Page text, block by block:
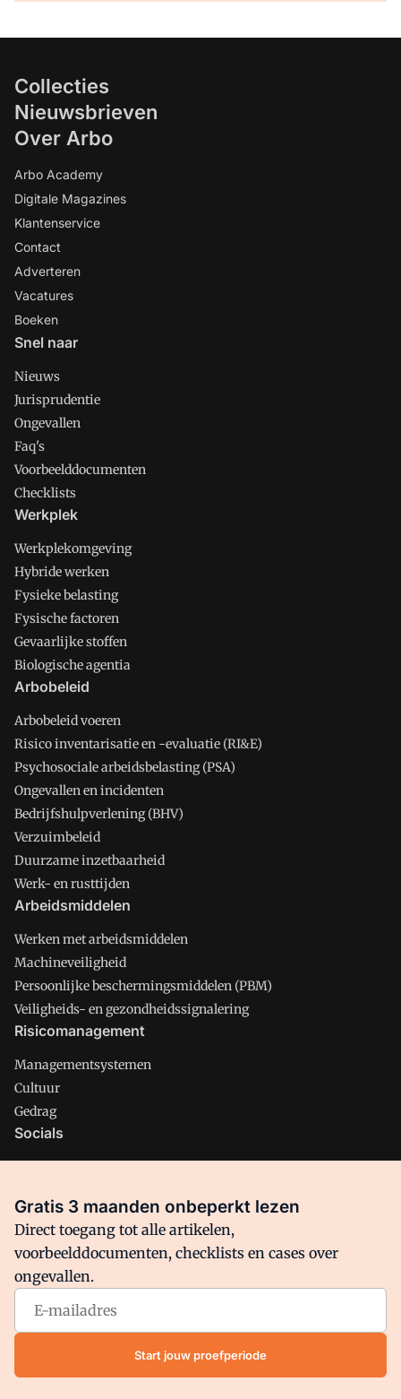
Collecties
Nieuwsbrieven
Over Arbo
Arbo Academy
Digitale Magazines
Klantenservice
Contact
Adverteren
Vacatures
Boeken
Snel naar
Nieuws
Jurisprudentie
Ongevallen
Faq's
Voorbeelddocumenten
Checklists
Werkplek
Werkplekomgeving
Hybride werken
Fysieke belasting
Fysische factoren
Gevaarlijke stoffen
Biologische agentia
Arbobeleid
Arbobeleid voeren
Risico inventarisatie en -evaluatie (RI&E)
Psychosociale arbeidsbelasting (PSA)
Ongevallen en incidenten
Bedrijfshulpverlening (BHV)
Verzuimbeleid
Duurzame inzetbaarheid
Werk- en rusttijden
Arbeidsmiddelen
Werken met arbeidsmiddelen
Machineveiligheid
Persoonlijke beschermingsmiddelen (PBM)
Veiligheids- en gezondheidssignalering
Risicomanagement
Managementsystemen
Cultuur
Gedrag
Socials
Facebook
Arbo is onderdeel van VMN media. Lees inons manifestwaar
VMN media voor staat. Op gebruik van deze site zijn de
volgende regelingen van toepassing:Algemene Voorwaarden
Privacy en Cookie beleid|Privacy instellingen
Gratis 3 maanden onbeperkt lezen
Direct toegang tot alle artikelen,
voorbeelddocumenten, checklists en cases over
ongevallen.
Start jouw proefperiode